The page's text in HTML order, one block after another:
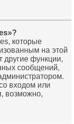
которые
на этой
функции,
сообщений,
входом или
возможно,